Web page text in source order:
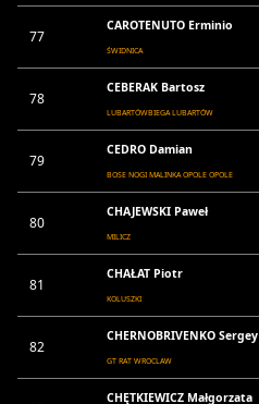
77
CAROTENUTO Erminio
ŚWIDNICA
78
CEBERAK Bartosz
LUBARTÓWBIEGA LUBARTÓW
79
CEDRO Damian
BOSE NOGI MALINKA OPOLE OPOLE
80
CHAJEWSKI Paweł
MILICZ
81
CHAŁAT Piotr
KOLUSZKI
82
CHERNOBRIVENKO Sergey
GT RAT WROCLAW
CHĘTKIEWICZ Małgorzata